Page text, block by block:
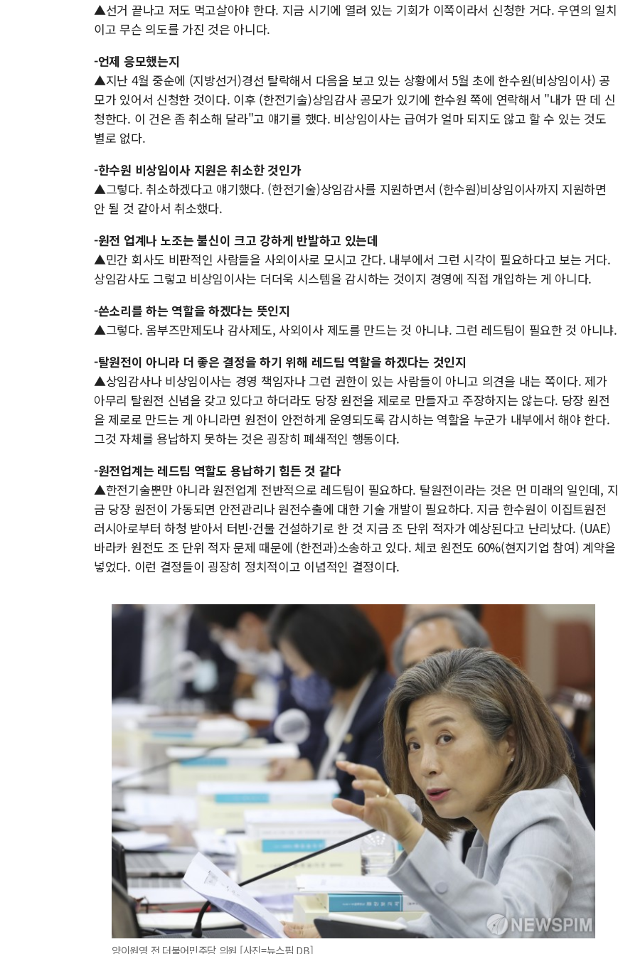
▲선거 끝나고 저도 먹고살아야 한다. 지금 시기에 열려 있는 기회가 이쪽이라서 신청한 거다. 우연의 일치
이고 무슨 의도를 가진 것은 아니다.
-언제 응모했는지
▲지난 4월 중순에 (지방선거)경선 탈락해서 다음을 보고 있는 상황에서 5월 초에 한수원(비상임이사) 공
모가 있어서 신청한 것이다. 이후 (한전기술)상임감사 공모가 있기에 한수원 쪽에 연락해서 "내가 딴 데 신
청한다. 이 건은 좀 취소해 달라"고 얘기를 했다. 비상임이사는 급여가 얼마 되지도 않고 할 수 있는 것도
별로 없다.
-한수원 비상임이사 지원은 취소한 것인가
▲그렇다. 취소하겠다고 얘기했다. (한전기술)상임감사를 지원하면서 (한수원)비상임이사까지 지원하면
안 될 것 같아서 취소했다.
-원전 업계나 노조는 불신이 크고 강하게 반발하고 있는데
▲민간 회사도 비판적인 사람들을 사외이사로 모시고 간다. 내부에서 그런 시각이 필요하다고 보는 거다.
상임감사도 그렇고 비상임이사는 더더욱 시스템을 감시하는 것이지 경영에 직접 개입하는 게 아니다.
-쓴소리를 하는 역할을 하겠다는 뜻인지
▲그렇다. 옴부즈만제도나 감사제도, 사외이사 제도를 만드는 것 아니냐. 그런 레드팀이 필요한 것 아니냐.
-탈원전이 아니라 더 좋은 결정을 하기 위해 레드팀 역할을 하겠다는 것인지
▲상임감사나 비상임이사는 경영 책임자나 그런 권한이 있는 사람들이 아니고 의견을 내는 쪽이다. 제가
아무리 탈원전 신념을 갖고 있다고 하더라도 당장 원전을 제로로 만들자고 주장하지는 않는다. 당장 원전
을 제로로 만드는 게 아니라면 원전이 안전하게 운영되도록 감시하는 역할을 누군가 내부에서 해야 한다.
그것 자체를 용납하지 못하는 것은 굉장히 폐쇄적인 행동이다.
-원전업계는 레드팀 역할도 용납하기 힘든 것 같다
▲한전기술뿐만 아니라 원전업계 전반적으로 레드팀이 필요하다. 탈원전이라는 것은 먼 미래의 일인데, 지
금 당장 원전이 가동되면 안전관리나 원전수출에 대한 기술 개발이 필요하다. 지금 한수원이 이집트원전
러시아로부터 하청 받아서 터빈·건물 건설하기로 한 것 지금 조 단위 적자가 예상된다고 난리났다. (UAE)
바라카 원전도 조 단위 적자 문제 때문에 (한전과)소송하고 있다. 체코 원전도 60%(현지기업 참여) 계약을
넣었다. 이런 결정들이 굉장히 정치적이고 이념적인 결정이다.
양이원영 전 더불어민주당 의원 [사진=뉴스핌 DB]